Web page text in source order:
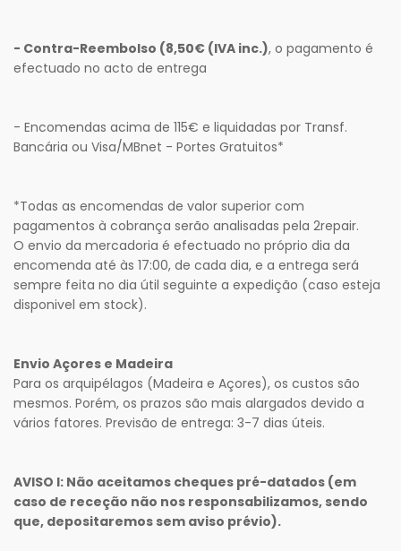
- Contra-Reembolso (8,50€ (IVA inc.), o pagamento é
efectuado no acto de entrega
- Encomendas acima de 115€ e liquidadas por Transf.
Bancária ou Visa/MBnet - Portes Gratuitos*
*Todas as encomendas de valor superior com
pagamentos à cobrança serão analisadas pela 2repair.
O envio da mercadoria é efectuado no próprio dia da
encomenda até às 17:00, de cada dia, e a entrega será
sempre feita no dia útil seguinte a expedição (caso esteja
disponivel em stock).
Envio Açores e Madeira
Para os arquipélagos (Madeira e Açores), os custos são
mesmos. Porém, os prazos são mais alargados devido a
vários fatores. Previsão de entrega: 3-7 dias úteis.
AVISO I: Não aceitamos cheques pré-datados (em
caso de receção não nos responsabilizamos, sendo
que, depositaremos sem aviso prévio).